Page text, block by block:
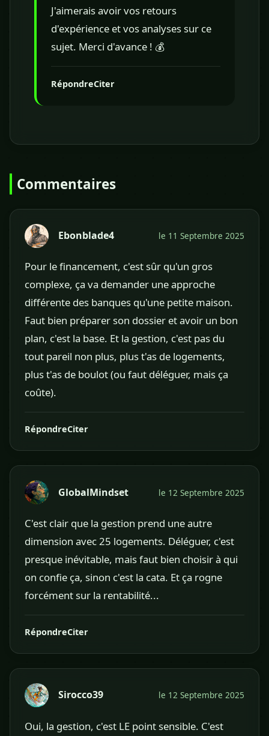
J'aimerais avoir vos retours
d'expérience et vos analyses sur ce
sujet. Merci d'avance ! 💰
RépondreCiter
Commentaires
Ebonblade4 le 11 Septembre 2025
Pour le financement, c'est sûr qu'un gros
complexe, ça va demander une approche
différente des banques qu'une petite maison.
Faut bien préparer son dossier et avoir un bon
plan, c'est la base. Et la gestion, c'est pas du
tout pareil non plus, plus t'as de logements,
plus t'as de boulot (ou faut déléguer, mais ça
coûte).
RépondreCiter
GlobalMindset le 12 Septembre 2025
C'est clair que la gestion prend une autre
dimension avec 25 logements. Déléguer, c'est
presque inévitable, mais faut bien choisir à qui
on confie ça, sinon c'est la cata. Et ça rogne
forcément sur la rentabilité...
RépondreCiter
Sirocco39 le 12 Septembre 2025
Oui, la gestion, c'est LE point sensible. C'est